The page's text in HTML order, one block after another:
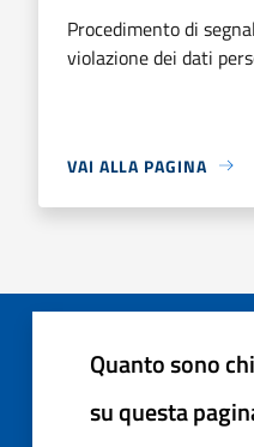
Procedimento di
violazione dei dati
VAI ALLA PAGINA
Quanto sono
su questa